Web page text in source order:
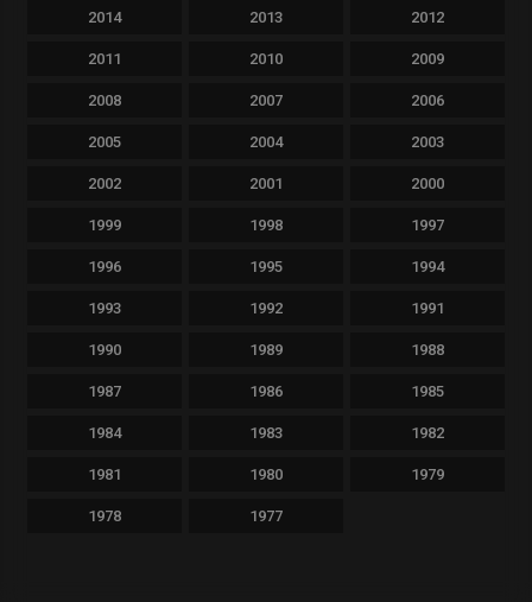
2014 2013 2012
2011 2010 2009
2008 2007 2006
2005 2004 2003
2002 2001 2000
1999 1998 1997
1996 1995 1994
1993 1992 1991
1990 1989 1988
1987 1986 1985
1984 1983 1982
1981 1980 1979
1978 1977